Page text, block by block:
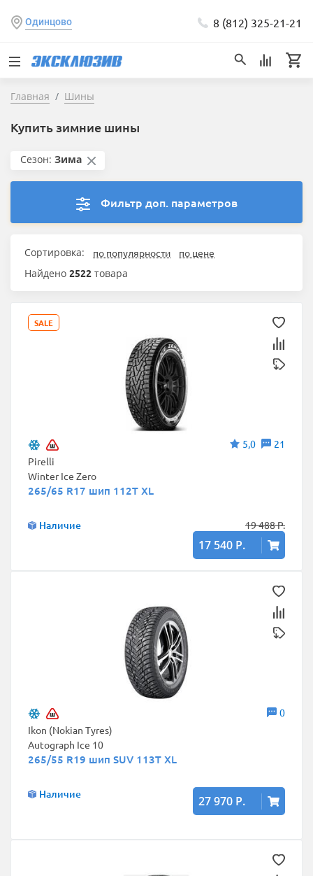
Одинцово 8 (812) 325-21-21
Главная Шины
Купить зимние шины
Сезон: Зима
Фильтр доп. параметров
Сортировка: по популярности по цене
Найдено 2522 товара
SALE
5,0
21
Pirelli
Winter Ice Zero
265/65 R17 шип 112T XL
Наличие 19 488 Р.
17 540 Р.
0
Ikon (Nokian Tyres)
Autograph Ice 10
265/55 R19 шип SUV 113T XL
Наличие 27 970 Р.